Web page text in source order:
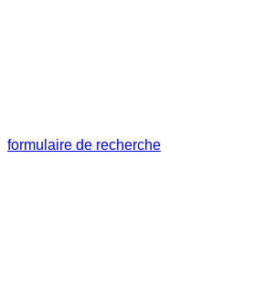
formulaire de recherche